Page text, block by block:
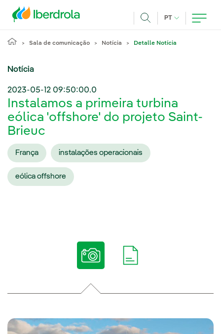
PT IDIOMA ATUAL,
Sala de comunicação Notícia Detalle Notícia
Notícia
2023-05-12 09:50:00.0
Instalamos a primeira turbina
eólica 'offshore' do projeto Saint-
Brieuc
França instalações operacionais
eólica offshore